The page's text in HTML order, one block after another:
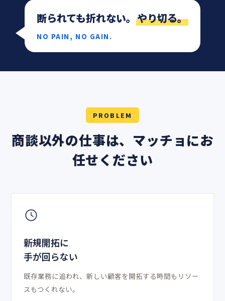
断られても折れない。 やり切る。
NO PAIN, NO GAIN.
PROBLEM
商談以外の仕事は、マッチョにお
任せください
新規開拓に
手が回らない
既存業務に追われ、新しい顧客を開拓する時間もリソー
スもつくれない。